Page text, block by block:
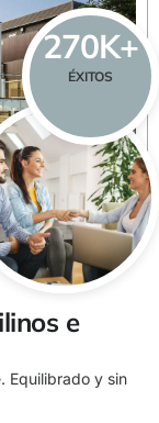
ÉXITOS
270K+
e
Equilibrado y sin